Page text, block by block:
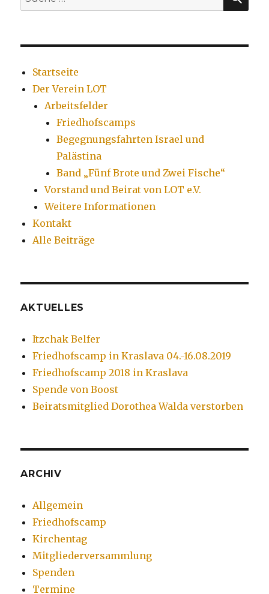
nach:
Startseite
Der Verein LOT
Arbeitsfelder
Friedhofscamps
Begegnungsfahrten Israel und
Palästina
Band „Fünf Brote und Zwei Fische“
Vorstand und Beirat von LOT e.V.
Weitere Informationen
Kontakt
Alle Beiträge
AKTUELLES
Itzchak Belfer
Friedhofscamp in Kraslava 04.-16.08.2019
Friedhofscamp 2018 in Kraslava
Spende von Boost
Beiratsmitglied Dorothea Walda verstorben
ARCHIV
Allgemein
Friedhofscamp
Kirchentag
Mitgliederversammlung
Spenden
Termine